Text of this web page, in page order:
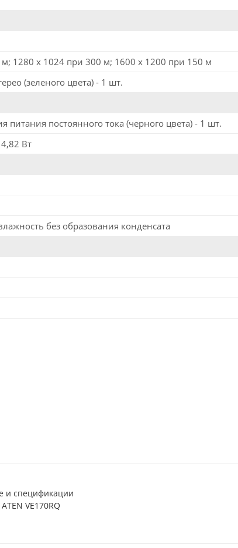
1280 x 1024 при 300 м; 1600 x 1200 при 150 м
(зеленого цвета) - 1 шт.
питания постоянного тока (черного цвета) - 1 шт.
Вт
без образования конденсата
и спецификации
VE170RQ